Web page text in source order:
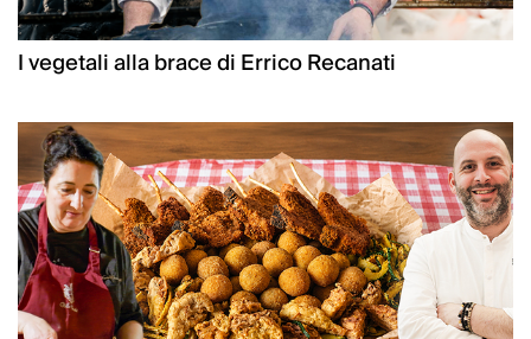
I vegetali alla brace di Errico Recanati